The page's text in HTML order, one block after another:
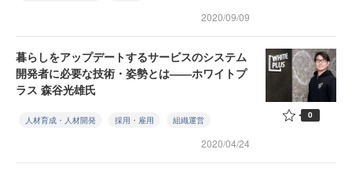
2020/09/09
暮らしをアップデートするサービスのシステム
開発者に必要な技術・姿勢とは――ホワイトプ
ラス 森谷光雄氏
人材育成・人材開発 採用・雇用 組織運営
2020/04/24
0